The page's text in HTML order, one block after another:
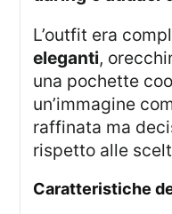
L’outfit era
eleganti,
una pochette
un’immagine
raffinata ma
rispetto alle
caratteristiche